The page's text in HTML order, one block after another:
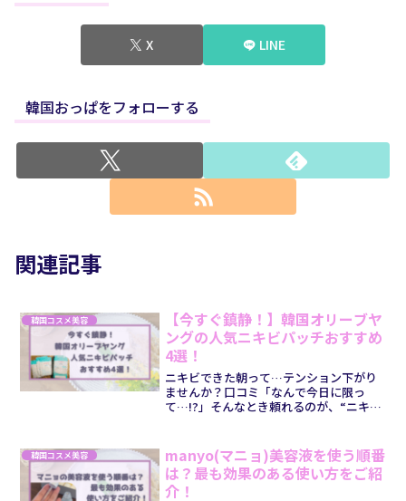
X LINE
韓国おっぱをフォローする
関連記事
韓国コスメ美容
【今すぐ鎮静！】韓国オリーブヤ
ングの人気ニキビパッチおすすめ
4選！
ニキビできた朝って…テンション下がり
ませんか？口コミ「なんで今日に限っ
て…!?」そんなとき頼れるのが、“ニキビ
て目立たない、しかも“赤ニキビ”の鎮静
力がすごい！と話題で...
韓国コスメ美容
manyo(マニョ)美容液を使う順番
は？最も効果のある使い方をご紹
介！